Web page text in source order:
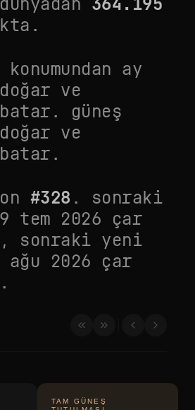
konumundan ay
ve
güneş
ve
#328 . sonraki
tem 2026 çar
sonraki yeni
ağu 2026 çar
TAM GÜNEŞ